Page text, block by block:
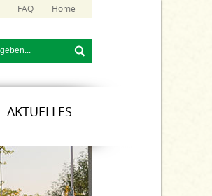
FAQ Home
AKTUELLES